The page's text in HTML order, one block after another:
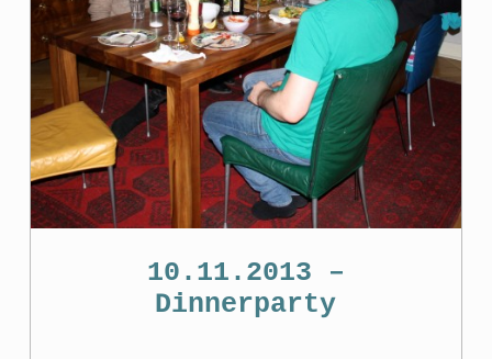
10.11.2013 –
Dinnerparty